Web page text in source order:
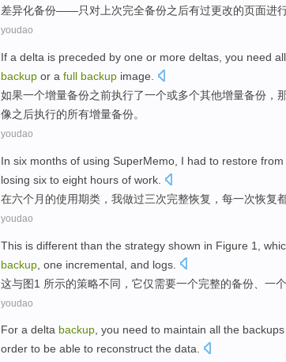
差异化备份——只 对 上次完全备份之后有过更改的页面进
youdao
If a delta is preceded by one or more deltas you need all
backup or a full backup image
如果一个增量备份之前执行了一个或多个其他增量备份，
像之后执行的所有增量备份。
youdao
In six months of using SuperMemo I had to restore from
losing six to eight hours of work
在六个月 的使用期类 ， 我做过三次完整恢复 ， 每一次恢复
youdao
This is different than the strategy shown in Figure 1
backup one incremental, and logs
这与图1 所示的策略不同 ， 它仅需要一个完整的备份 、一个
youdao
For a delta backup, you need to maintain all the backups
order to be able to reconstruct the data.